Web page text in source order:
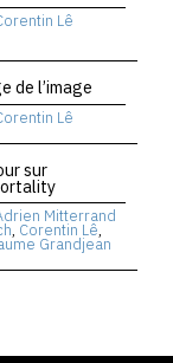
Lê
de l’image
Lê
sur
Mitterrand
, Corentin Lê,
Grandjean